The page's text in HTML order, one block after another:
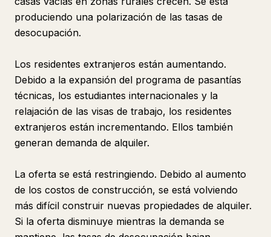
produciendo una polarización de las tasas de
desocupación.
Los residentes extranjeros están aumentando.
Debido a la expansión del programa de pasantías
técnicas, los estudiantes internacionales y la
relajación de las visas de trabajo, los residentes
extranjeros están incrementando. Ellos también
generan demanda de alquiler.
La oferta se está restringiendo. Debido al aumento
de los costos de construcción, se está volviendo
más difícil construir nuevas propiedades de alquiler.
Si la oferta disminuye mientras la demanda se